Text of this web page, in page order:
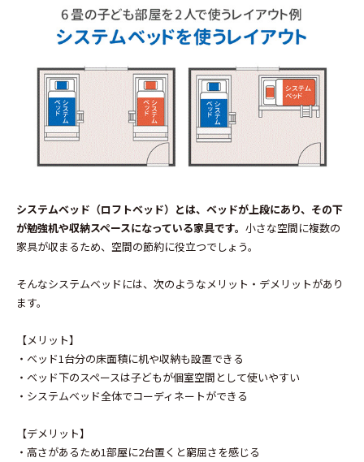
システムベッド（ロフトベッド）とは、ベッドが上段にあり、その下
が勉強机や収納スペースになっている家具です。 小さな空間に複数の
家具が収まるため、空間の節約に役立つでしょう。
そんなシステムベッドには、次のようなメリット・デメリットがあり
ます。
【メリット】
・ベッド1台分の床面積に机や収納も設置できる
・ベッド下のスペースは子どもが個室空間として使いやすい
・システムベッド全体でコーディネートができる
【デメリット】
・高さがあるため1部屋に2台置くと窮屈さを感じる